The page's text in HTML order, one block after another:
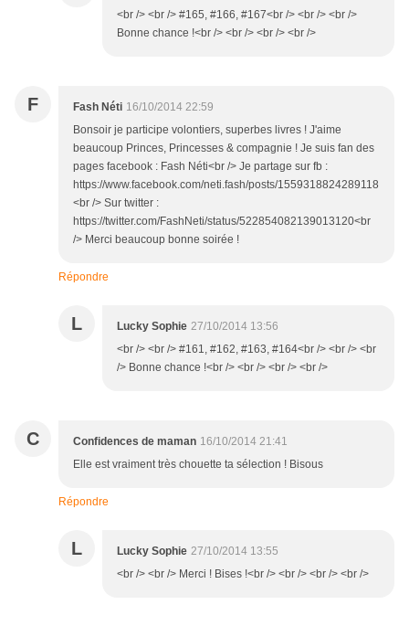
<br /> <br /> #165, #166, #167<br /> <br /> <br />
Bonne chance !<br /> <br /> <br /> <br />
F Fash Néti 16/10/2014 22:59
Bonsoir je participe volontiers, superbes livres ! J'aime
beaucoup Princes, Princesses & compagnie ! Je suis fan des
pages facebook : Fash Néti<br /> Je partage sur fb :
https://www.facebook.com/neti.fash/posts/1559318824289118
<br /> Sur twitter :
https://twitter.com/FashNeti/status/522854082139013120<br
/> Merci beaucoup bonne soirée !
Répondre
L Lucky Sophie 27/10/2014 13:56
<br /> <br /> #161, #162, #163, #164<br /> <br /> <br
/> Bonne chance !<br /> <br /> <br /> <br />
C Confidences de maman 16/10/2014 21:41
Elle est vraiment très chouette ta sélection ! Bisous
Répondre
L Lucky Sophie 27/10/2014 13:55
<br /> <br /> Merci ! Bises !<br /> <br /> <br /> <br />